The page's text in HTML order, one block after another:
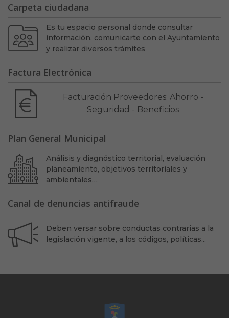
Carpeta ciudadana
Es tu espacio personal donde consultar
información, comunicarte con el Ayuntamiento
y realizar diversos trámites
Factura Electrónica
Facturación Proveedores: Ahorro -
Seguridad - Beneficios
Plan General Municipal
Análisis y diagnóstico territorial, evaluación
planeamiento, objetivos territoriales y
ambientales…
Canal de denuncias antifraude
Deben versar sobre conductas contrarias a la
legislación vigente, a los códigos, políticas...